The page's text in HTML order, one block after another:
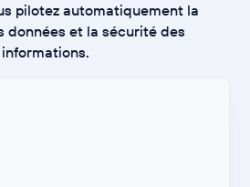
pilotez automatiquement la
données et la sécurité des
informations.